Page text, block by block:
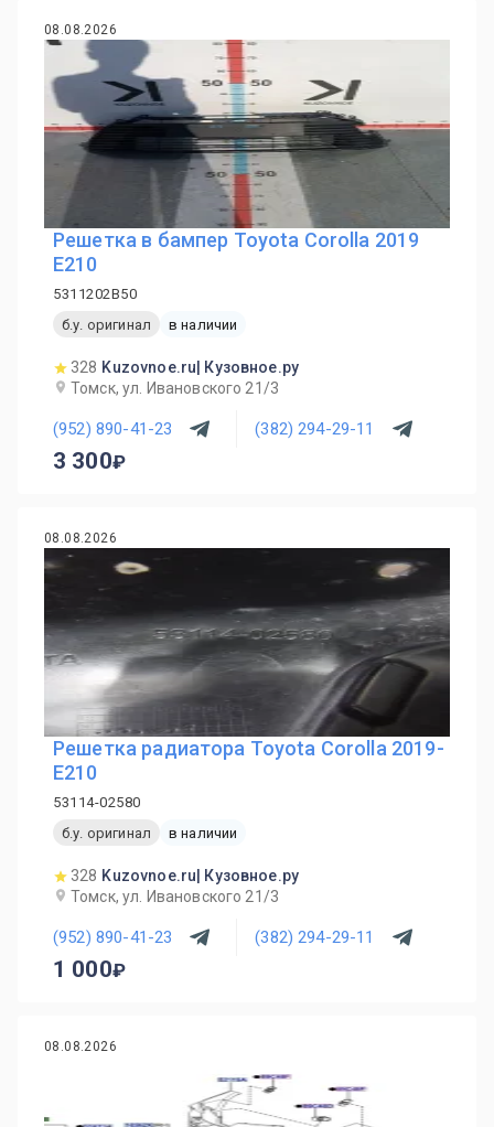
08.08.2026
Решетка в бампер Toyota Corolla 2019
E210
5311202B50
б.у. оригинал
в наличии
328 Kuzovnoe.ru| Кузовное.ру
Томск, ул. Ивановского 21/3
(952) 890-41-23 (382) 294-29-11
3 300
08.08.2026
Решетка радиатора Toyota Corolla 2019-
E210
53114-02580
б.у. оригинал
в наличии
328 Kuzovnoe.ru| Кузовное.ру
Томск, ул. Ивановского 21/3
(952) 890-41-23 (382) 294-29-11
1 000
08.08.2026